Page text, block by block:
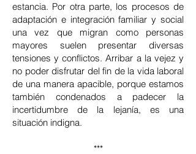
estancia. Por otra parte, los procesos de
adaptación e integración familiar y social
una vez que migran como personas
mayores suelen presentar diversas
tensiones y conflictos. Arribar a la vejez y
no poder disfrutar del fin de la vida laboral
de una manera apacible, porque estamos
también condenados a padecer la
incertidumbre de la lejanía, es una
situación indigna.
***